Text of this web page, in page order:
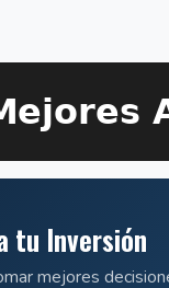
tu Inversión
mejores